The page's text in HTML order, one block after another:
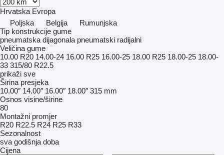
Hrvatska Evropa
Poljska
Belgija
Rumunjska
Tip konstrukcije gume
pneumatska dijagonala pneumatski radijalni
Veličina gume
10.00 R20 14.00-24 16.00 R25 16.00-25 18.00 R25 18.00-25 18.00-
33 315/80 R22.5
prikaži sve
Širina presjeka
10.00″ 14.00″ 16.00″ 18.00″ 315 mm
Osnos visine/širine
80
Montažni promjer
R20 R22.5 R24 R25 R33
Sezonalnost
sva godišnja doba
Cijena